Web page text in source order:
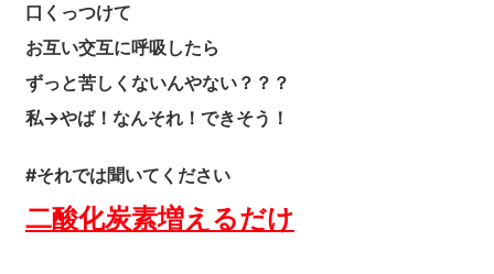
口くっつけて
お互い交互に呼吸したら
ずっと苦しくないんやない？？？
私→やば！なんそれ！できそう！
#それでは聞いてください
二酸化炭素増えるだけ